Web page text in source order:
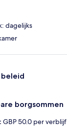
dagelijks
beleid
borgsommen
GBP 50.0 per verblijf